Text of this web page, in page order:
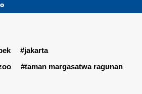
#jakarta
#taman margasatwa ragunan